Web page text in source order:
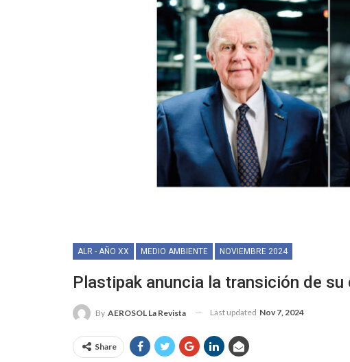
ALR - AÑO XX MEDIO AMBIENTE NOVIEMBRE 2024
Plastipak anuncia la transición de
By AEROSOL La Revista Last updated Nov 7, 2024
Share